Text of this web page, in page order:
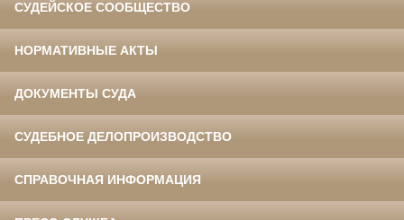
СУДЕЙСКОЕ СООБЩЕСТВО
НОРМАТИВНЫЕ АКТЫ
ДОКУМЕНТЫ СУДА
СУДЕБНОЕ ДЕЛОПРОИЗВОДСТВО
СПРАВОЧНАЯ ИНФОРМАЦИЯ